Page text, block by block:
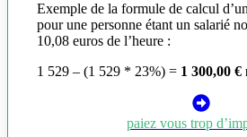
Exemple de la formule de calcul
pour une personne étant un salarié
10,08 euros de l’heure :
1 529 – (1 529 * 23%) = 1 300,00 €
paiez vous trop